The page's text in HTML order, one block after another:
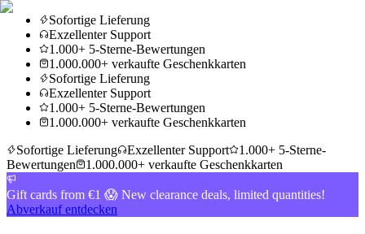
Sofortige Lieferung
Exzellenter Support
1.000+ 5-Sterne-Bewertungen
1.000.000+ verkaufte Geschenkkarten
Sofortige Lieferung
Exzellenter Support
1.000+ 5-Sterne-Bewertungen
1.000.000+ verkaufte Geschenkkarten
Sofortige Lieferung
Exzellenter Support
1.000+ 5-Sterne-
Bewertungen
1.000.000+ verkaufte Geschenkkarten
Gift cards from €1 😱 New clearance deals, limited quantities!
Abverkauf entdecken